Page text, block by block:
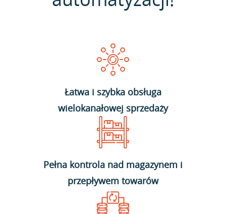
Łatwa i szybka obsługa
wielokanałowej sprzedaży
Pełna kontrola nad magazynem i
przepływem towarów